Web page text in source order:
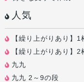
人気
【繰り上がりあり】
【繰り上がりあり】
九九
九九 2～9の段